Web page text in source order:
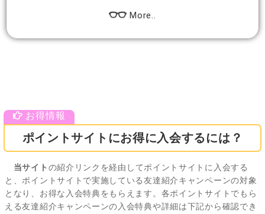
More..
ポイントサイトにお得に入会するには？
当サイト の紹介リンクを経由してポイントサイトに入会する
と、ポイントサイトで実施している友達紹介キャンペーンの対象
となり、お得な入会特典をもらえます。各ポイントサイトでもら
える友達紹介キャンペーンの入会特典や詳細は下記から確認でき